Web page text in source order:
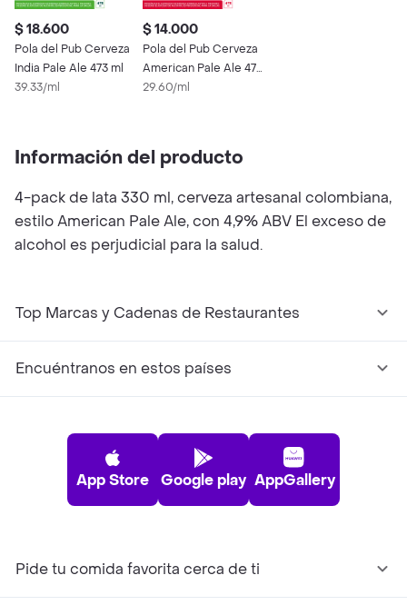
$ 18.600
Pola del Pub Cerveza
India Pale Ale 473 ml
39.33/ml
$ 14.000
Pola del Pub Cerveza
American Pale Ale 473
ml
29.60/ml
Información del producto
4-pack de lata 330 ml, cerveza artesanal colombiana,
estilo American Pale Ale, con 4,9% ABV El exceso de
alcohol es perjudicial para la salud.
Top Marcas y Cadenas de Restaurantes
Encuéntranos en estos países
App Store Google play AppGallery
Pide tu comida favorita cerca de ti